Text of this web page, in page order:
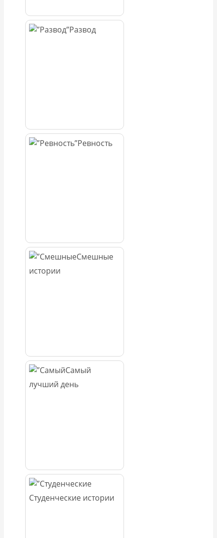
Развод
Ревность
Смешные
истории
Самый
лучший день
Студенческие истории